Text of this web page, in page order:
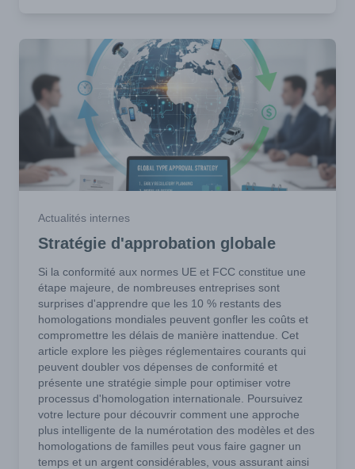
Actualités internes
Stratégie d'approbation globale
Si la conformité aux normes UE et FCC constitue une
étape majeure, de nombreuses entreprises sont
surprises d'apprendre que les 10 % restants des
homologations mondiales peuvent gonfler les coûts et
compromettre les délais de manière inattendue. Cet
article explore les pièges réglementaires courants qui
peuvent doubler vos dépenses de conformité et
présente une stratégie simple pour optimiser votre
processus d'homologation internationale. Poursuivez
votre lecture pour découvrir comment une approche
plus intelligente de la numérotation des modèles et des
homologations de familles peut vous faire gagner un
temps et un argent considérables, vous assurant ainsi